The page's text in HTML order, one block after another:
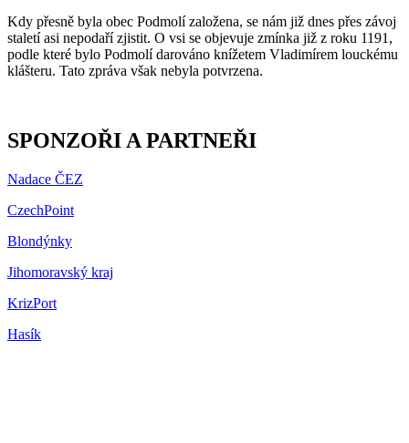
Kdy přesně byla obec Podmolí založena, se nám již dnes přes závoj
staletí asi nepodaří zjistit. O vsi se objevuje zmínka již z roku 1191,
podle které bylo Podmolí darováno knížetem Vladimírem louckému
klášteru. Tato zpráva však nebyla potvrzena.
SPONZOŘI A PARTNEŘI
Nadace ČEZ
CzechPoint
Blondýnky
Jihomoravský kraj
KrizPort
Hasík